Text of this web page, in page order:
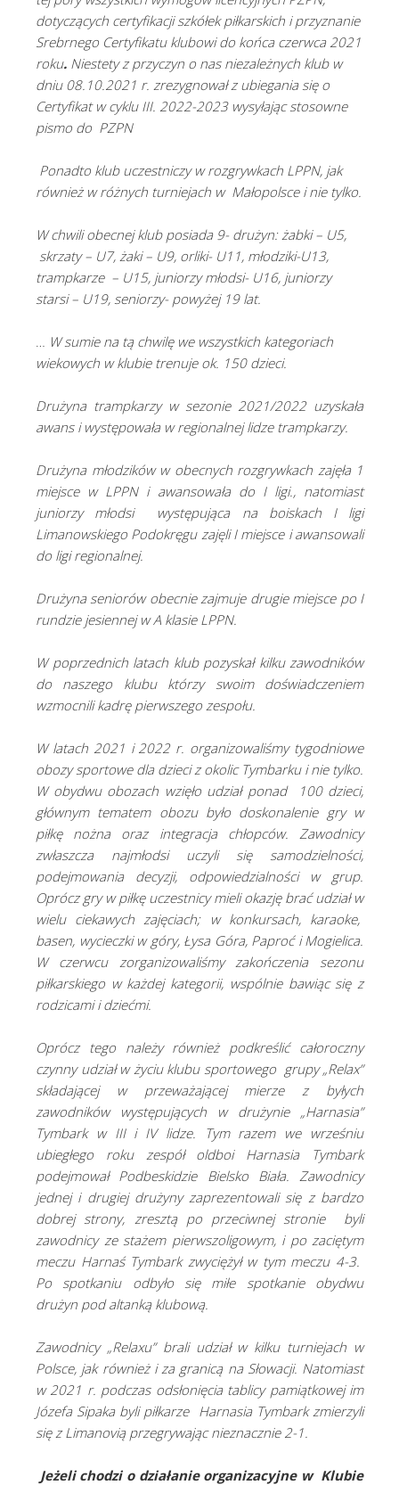
dotyczących certyfikacji szkółek piłkarskich i przyznanie
Srebrnego Certyfikatu klubowi do końca czerwca 2021
roku. Niestety z przyczyn o nas niezależnych klub w
dniu 08.10.2021 r. zrezygnował z ubiegania się o
Certyfikat w cyklu III. 2022-2023 wysyłając stosowne
pismo do PZPN
Ponadto klub uczestniczy w rozgrywkach LPPN, jak
również w różnych turniejach w Małopolsce i nie tylko.
W chwili obecnej klub posiada 9- drużyn: żabki – U5,
skrzaty – U7, żaki – U9, orliki- U11, młodziki-U13,
trampkarze – U15, juniorzy młodsi- U16, juniorzy
starsi – U19, seniorzy- powyżej 19 lat.
W sumie na tą chwilę we wszystkich kategoriach
wiekowych w klubie trenuje ok. 150 dzieci.
Drużyna trampkarzy w sezonie 2021/2022 uzyskała
awans i występowała w regionalnej lidze trampkarzy.
Drużyna młodzików w obecnych rozgrywkach zajęła 1
miejsce w LPPN i awansowała do I ligi., natomiast
juniorzy młodsi występująca na boiskach I ligi
Limanowskiego Podokręgu zajęli I miejsce i awansowali
do ligi regionalnej.
Drużyna seniorów obecnie zajmuje drugie miejsce po I
rundzie jesiennej w A klasie LPPN.
W poprzednich latach klub pozyskał kilku zawodników
do naszego klubu którzy swoim doświadczeniem
wzmocnili kadrę pierwszego zespołu.
W latach 2021 i 2022 r. organizowaliśmy tygodniowe
obozy sportowe dla dzieci z okolic Tymbarku i nie tylko.
W obydwu obozach wzięło udział ponad 100 dzieci,
głównym tematem obozu było doskonalenie gry w
piłkę nożna oraz integracja chłopców. Zawodnicy
zwłaszcza najmłodsi uczyli się samodzielności,
podejmowania decyzji, odpowiedzialności w grup.
Oprócz gry w piłkę uczestnicy mieli okazję brać udział w
wielu ciekawych zajęciach; w konkursach, karaoke,
basen, wycieczki w góry, Łysa Góra, Paproć i Mogielica.
W czerwcu zorganizowaliśmy zakończenia sezonu
piłkarskiego w każdej kategorii, wspólnie bawiąc się z
rodzicami i dziećmi.
Oprócz tego należy również podkreślić całoroczny
czynny udział w życiu klubu sportowego grupy „Relax”
składającej w przeważającej mierze z byłych
zawodników występujących w drużynie „Harnasia”
Tymbark w III i IV lidze. Tym razem we wrześniu
ubiegłego roku zespół oldboi Harnasia Tymbark
podejmował Podbeskidzie Bielsko Biała. Zawodnicy
jednej i drugiej drużyny zaprezentowali się z bardzo
dobrej strony, zresztą po przeciwnej stronie byli
zawodnicy ze stażem pierwszoligowym, i po zaciętym
meczu Harnaś Tymbark zwyciężył w tym meczu 4-3.
Po spotkaniu odbyło się miłe spotkanie obydwu
drużyn pod altanką klubową.
Zawodnicy „Relaxu” brali udział w kilku turniejach w
Polsce, jak również i za granicą na Słowacji. Natomiast
w 2021 r. podczas odsłonięcia tablicy pamiątkowej im
Józefa Sipaka byli piłkarze Harnasia Tymbark zmierzyli
się z Limanovią przegrywając nieznacznie 2-1.
Jeżeli chodzi o działanie organizacyjne w Klubie